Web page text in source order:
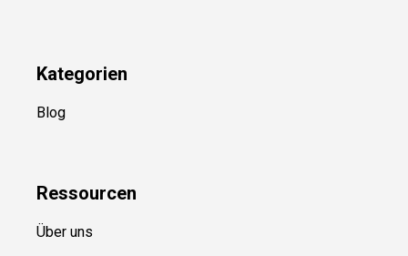
Kategorien
Blog
Ressourcen
Über uns